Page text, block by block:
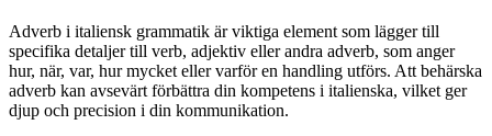
Adverb i italiensk grammatik är viktiga element som lägger till
specifika detaljer till verb, adjektiv eller andra adverb, som anger
hur, när, var, hur mycket eller varför en handling utförs. Att behärska
adverb kan avsevärt förbättra din kompetens i italienska, vilket ger
djup och precision i din kommunikation.